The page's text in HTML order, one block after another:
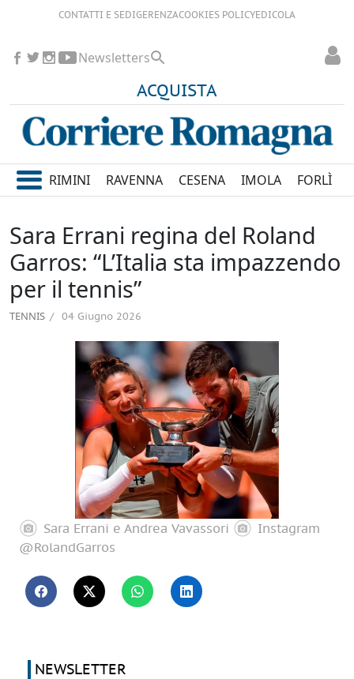
CONTATTI E SEDIGERENZACOOKIES POLICYEDICOLA
ACQUISTA
Newsletters
RIMINI RAVENNA CESENA IMOLA FORLÌ
Sara Errani regina del Roland
Garros: “L’Italia sta impazzendo
per il tennis”
TENNIS 04 Giugno 2026
Sara Errani e Andrea Vavassori
Instagram
@RolandGarros
NEWSLETTER